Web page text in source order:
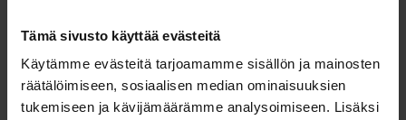
Tämä sivusto käyttää evästeitä
Käytämme evästeitä tarjoamamme sisällön ja mainosten
räätälöimiseen, sosiaalisen median ominaisuuksien
tukemiseen ja kävijämäärämme analysoimiseen. Lisäksi
pelkkää
totisinta
Näin unta yhtiökokouksesta. Se meni näin: Olin muuttanut
taloyhtiöön puoli vuotta aiemmin. Edessä oli ensimmäinen
yhtiökokoukseni koskaan. Tästä muistutti postiluukusta kilahtanut
yhtiökokouskutsu. Kutsun ulkoasua koristivat...